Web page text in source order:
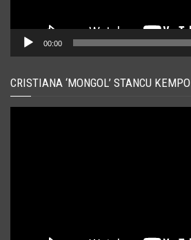
00:00
CRISTIANA ‘MONGOL’ STANCU KEMPO